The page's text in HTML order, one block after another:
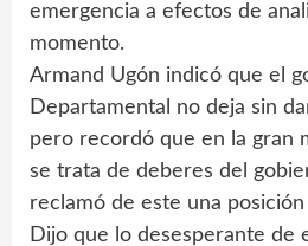
emergencia a efectos de
momento.
Armand Ugón indicó que el
Departamental no deja sin
pero recordó que en la gran
se trata de deberes del
reclamó de este una
Dijo que lo desesperante de